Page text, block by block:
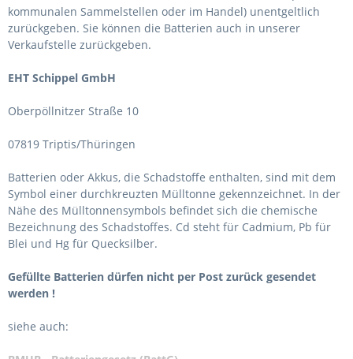
kommunalen Sammelstellen oder im Handel) unentgeltlich
zurückgeben. Sie können die Batterien auch in unserer
Verkaufstelle zurückgeben.
EHT Schippel GmbH
Oberpöllnitzer Straße 10
07819 Triptis/Thüringen
Batterien oder Akkus, die Schadstoffe enthalten, sind mit dem
Symbol einer durchkreuzten Mülltonne gekennzeichnet. In der
Nähe des Mülltonnensymbols befindet sich die chemische
Bezeichnung des Schadstoffes. Cd steht für Cadmium, Pb für
Blei und Hg für Quecksilber.
Gefüllte Batterien dürfen nicht per Post zurück gesendet
werden !
siehe auch: